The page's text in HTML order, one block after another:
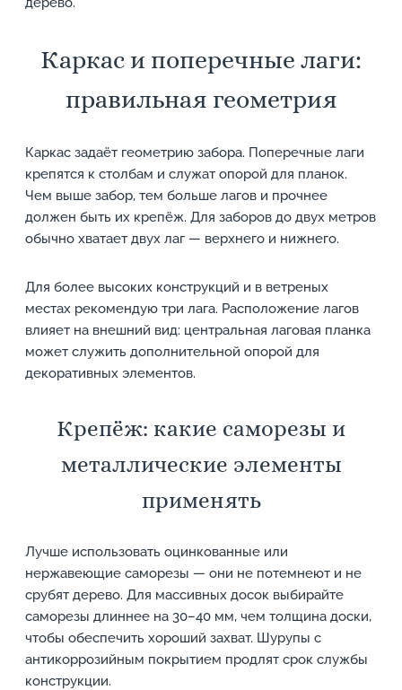
Каркас и поперечные лаги:
правильная геометрия
Каркас задаёт геометрию забора. Поперечные лаги
крепятся к столбам и служат опорой для планок.
Чем выше забор, тем больше лагов и прочнее
должен быть их крепёж. Для заборов до двух метров
обычно хватает двух лаг — верхнего и нижнего.
Для более высоких конструкций и в ветреных
местах рекомендую три лага. Расположение лагов
влияет на внешний вид: центральная лаговая планка
может служить дополнительной опорой для
декоративных элементов.
Крепёж: какие саморезы и
металлические элементы
применять
Лучше использовать оцинкованные или
нержавеющие саморезы — они не потемнеют и не
срубят дерево. Для массивных досок выбирайте
саморезы длиннее на 30–40 мм, чем толщина доски,
чтобы обеспечить хороший захват. Шурупы с
антикоррозийным покрытием продлят срок службы
конструкции.